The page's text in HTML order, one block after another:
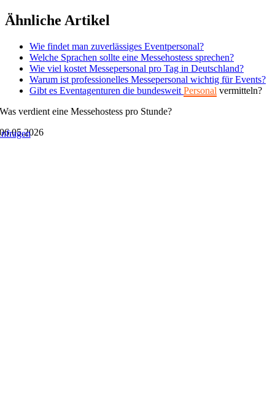
Zum
Inhalt
Ähnliche Artikel
Wie findet man zuverlässiges Eventpersonal?
Welche Sprachen sollte eine Messehostess sprechen?
Wie viel kostet Messepersonal pro Tag in Deutschland?
Warum ist professionelles Messepersonal wichtig für Events?
Gibt es Eventagenturen die bundesweit Personal vermitteln?
Was verdient eine Messehostess pro Stunde?
06.05.2026